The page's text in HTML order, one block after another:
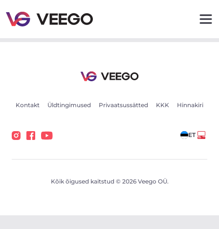
Kontakt Üldtingimused Privaatsussätted KKK Hinnakiri
ET
Kõik õigused kaitstud © 2026 Veego OÜ.